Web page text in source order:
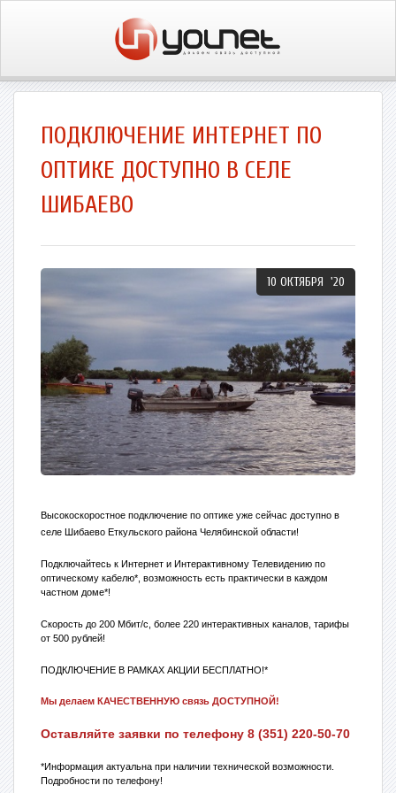
ПОДКЛЮЧЕНИЕ ИНТЕРНЕТ ПО
ОПТИКЕ ДОСТУПНО В СЕЛЕ
ШИБАЕВО
10 ОКТЯБРЯ '20
Высокоскоростное подключение по оптике уже сейчас доступно в
селе Шибаево Еткульского района Челябинской области!
Подключайтесь к Интернет и Интерактивному Телевидению по
оптическому кабелю*, возможность есть практически в каждом
частном доме*!
Скорость до 200 Мбит/с, более 220 интерактивных каналов, тарифы
от 500 рублей!
ПОДКЛЮЧЕНИЕ В РАМКАХ АКЦИИ БЕСПЛАТНО!*
Мы делаем КАЧЕСТВЕННУЮ связь ДОСТУПНОЙ!
Оставляйте заявки по телефону 8 (351) 220-50-70
*Информация актуальна при наличии технической возможности.
Подробности по телефону!